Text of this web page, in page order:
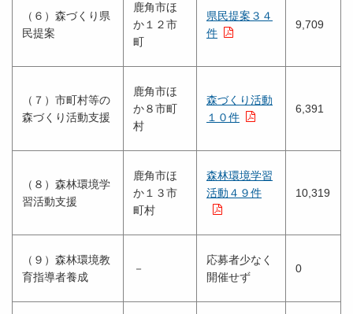
（６）森づくり県
民提案
鹿角市ほ
か１２市
町
県民提案３４
件
9,709
（７）市町村等の
森づくり活動支援
鹿角市ほ
か８市町
村
森づくり活動
１０件
6,391
（８）森林環境学
習活動支援
鹿角市ほ
か１３市
町村
森林環境学習
活動４９件
10,319
（９）森林環境教
育指導者養成
－
応募者少なく
開催せず
0